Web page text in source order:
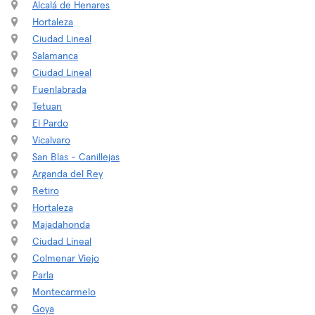
Alcalá de Henares
Hortaleza
Ciudad Lineal
Salamanca
Ciudad Lineal
Fuenlabrada
Tetuan
El Pardo
Vicalvaro
San Blas - Canillejas
Arganda del Rey
Retiro
Hortaleza
Majadahonda
Ciudad Lineal
Colmenar Viejo
Parla
Montecarmelo
Goya